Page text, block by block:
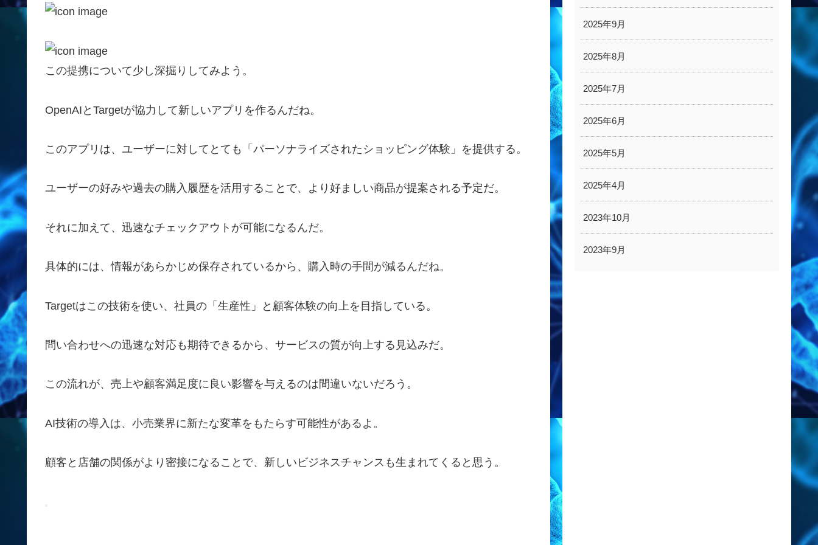
この提携について少し深掘りしてみよう。
OpenAIとTargetが協力して新しいアプリを作るんだね。
このアプリは、ユーザーに対してとても「パーソナライズされたショッピング体験」を提供する。
ユーザーの好みや過去の購入履歴を活用することで、より好ましい商品が提案される予定だ。
それに加えて、迅速なチェックアウトが可能になるんだ。
具体的には、情報があらかじめ保存されているから、購入時の手間が減るんだね。
Targetはこの技術を使い、社員の「生産性」と顧客体験の向上を目指している。
問い合わせへの迅速な対応も期待できるから、サービスの質が向上する見込みだ。
この流れが、売上や顧客満足度に良い影響を与えるのは間違いないだろう。
AI技術の導入は、小売業界に新たな変革をもたらす可能性があるよ。
顧客と店舗の関係がより密接になることで、新しいビジネスチャンスも生まれてくると思う。
2025年9月
2025年8月
2025年7月
2025年6月
2025年5月
2025年4月
2023年10月
2023年9月